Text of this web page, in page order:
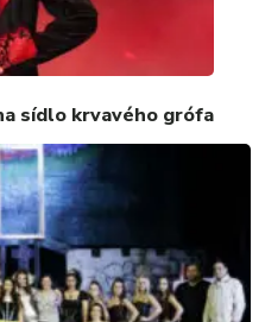
sídlo krvavého grófa